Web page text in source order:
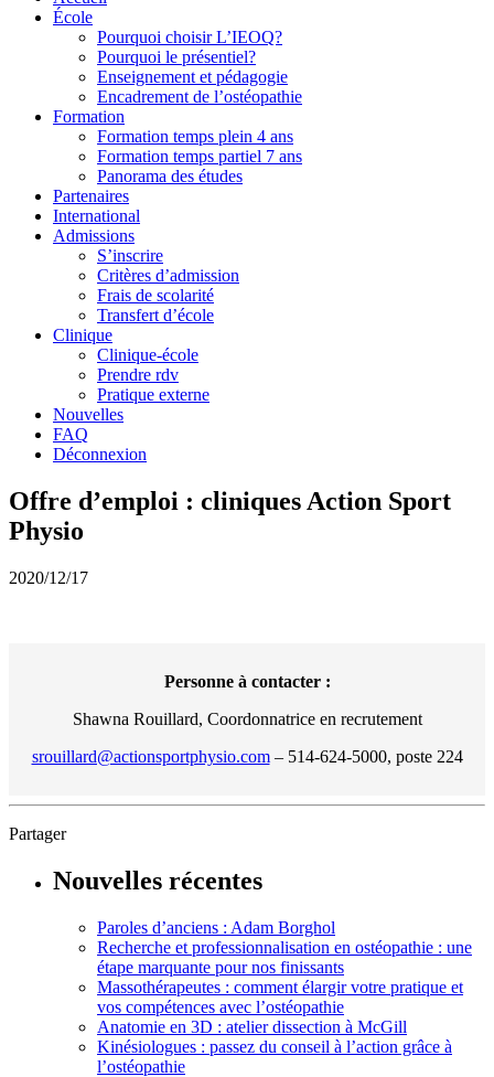
École
Pourquoi choisir L’IEOQ?
Pourquoi le présentiel?
Enseignement et pédagogie
Encadrement de l’ostéopathie
Formation
Formation temps plein 4 ans
Formation temps partiel 7 ans
Panorama des études
Partenaires
International
Admissions
S’inscrire
Critères d’admission
Frais de scolarité
Transfert d’école
Clinique
Clinique-école
Prendre rdv
Pratique externe
Nouvelles
FAQ
Déconnexion
Offre d’emploi : cliniques Action Sport
Physio
2020/12/17
Personne à contacter :
Shawna Rouillard, Coordonnatrice en recrutement
srouillard@actionsportphysio.com– 514-624-5000, poste 224
Partager
Nouvelles récentes
Paroles d’anciens : Adam Borghol
Recherche et professionnalisation en ostéopathie : une
étape marquante pour nos finissants
Massothérapeutes : comment élargir votre pratique et
vos compétences avec l’ostéopathie
Anatomie en 3D : atelier dissection à McGill
Kinésiologues : passez du conseil à l’action grâce à
l’ostéopathie